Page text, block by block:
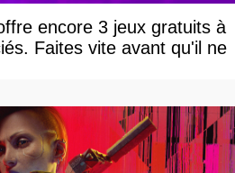
encore 3 jeux gratuits à
Faites vite avant qu'il ne